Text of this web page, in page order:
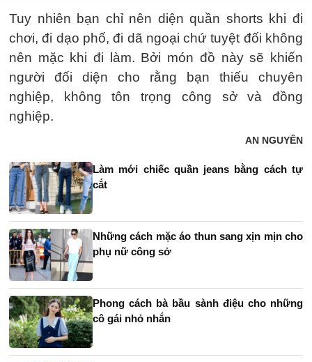
Tuy nhiên bạn chỉ nên diện quần shorts khi đi
chơi, đi dạo phố, đi dã ngoại chứ tuyệt đối không
nên mặc khi đi làm. Bởi món đồ này sẽ khiến
người đối diện cho rằng bạn thiếu chuyên
nghiệp, không tôn trọng công sở và đồng
nghiệp.
AN NGUYÊN
Làm mới chiếc quần jeans bằng cách tự
cắt
Những cách mặc áo thun sang xịn mịn cho
phụ nữ công sở
Phong cách bà bầu sành điệu cho những
cô gái nhỏ nhắn